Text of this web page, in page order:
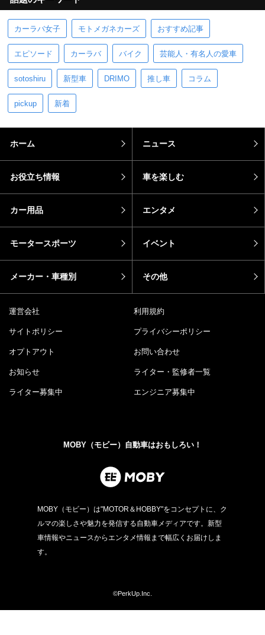
カーラバ女子 モトメガネカーズ おすすめ記事
エピソード カーラバ バイク 芸能人・有名人の愛車
sotoshiru 新型車 DRIMO 推し車 コラム
pickup 新着
ホーム ニュース
お役立ち情報 車を楽しむ
カー用品 エンタメ
モータースポーツ イベント
メーカー・車種別 その他
運営会社 利用規約
サイトポリシー プライバシーポリシー
オプトアウト お問い合わせ
お知らせ ライター・監修者一覧
ライター募集中 エンジニア募集中
MOBY（モビー）自動車はおもしろい！
MOBY（モビー）は"MOTOR＆HOBBY"をコンセプトに、ク
ルマの楽しさや魅力を発信する自動車メディアです。新型
車情報やニュースからエンタメ情報まで幅広くお届けしま
す。
©PerkUp.Inc.